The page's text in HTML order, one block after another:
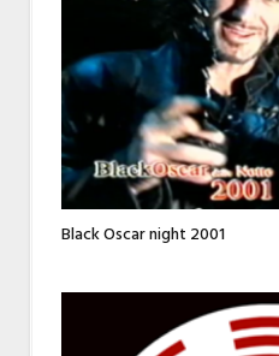
Black Oscar night 2001